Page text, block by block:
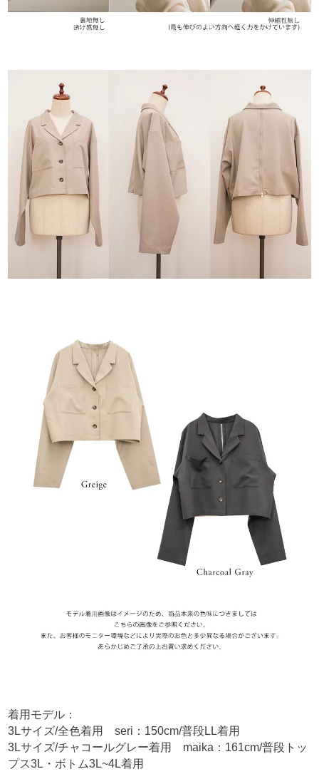
着用モデル：
3Lサイズ/全色着用 seri：150cm/普段LL着用
3Lサイズ/チャコールグレー着用 maika：161cm/普段トッ
プス3L・ボトム3L~4L着用